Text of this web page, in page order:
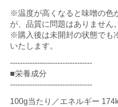
※温度が高くなると味噌の色
が、品質に問題はありません。
※購入後は未開封の状態でも
いたします。
---------------------------------
■栄養成分
---------------------------------
100g当たり／エネルギー